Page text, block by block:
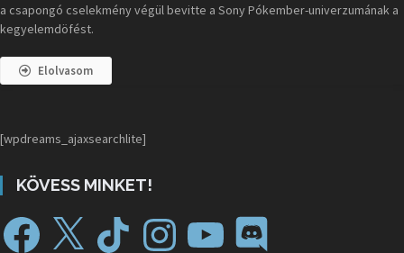
a csapongó cselekmény végül bevitte a Sony Pókember-univerzumának a
kegyelemdöfést.
Elolvasom
[wpdreams_ajaxsearchlite]
KÖVESS MINKET!